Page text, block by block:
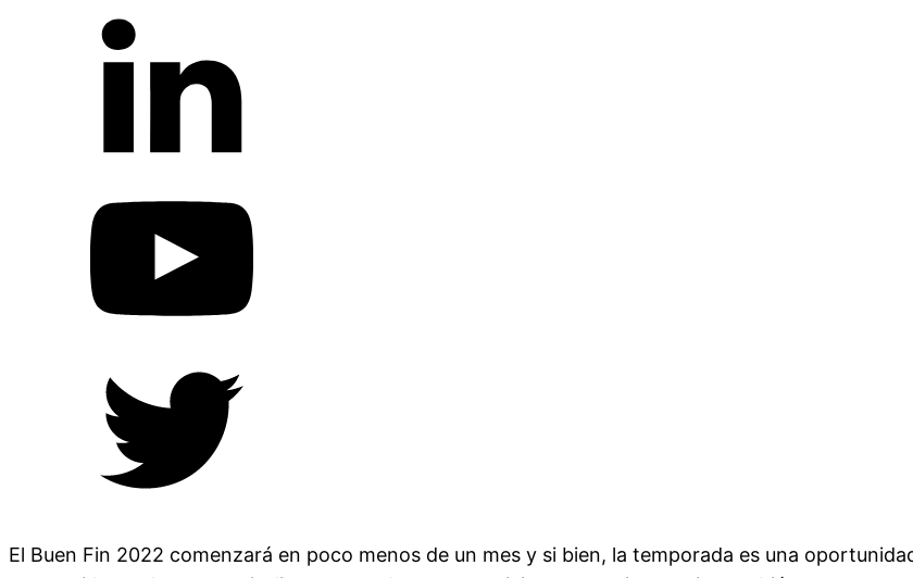
El Buen Fin 2022 comenzará en poco menos de un mes y si bien, la temporada es una